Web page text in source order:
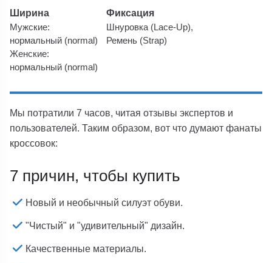
Ширина
Мужские:
нормальный (normal)
Женские:
нормальный (normal)
Фиксация
Шнуровка (Lace-Up),
Ремень (Strap)
Мы потратили 7 часов, читая отзывы экспертов и
пользователей. Таким образом, вот что думают фанаты
кроссовок:
7 причин, чтобы купить
Новый и необычный силуэт обуви.
"Чистый" и "удивительный" дизайн.
Качественные материалы.